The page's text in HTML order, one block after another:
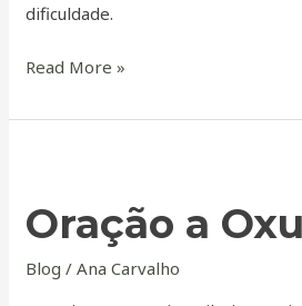
dificuldade.
Read More »
Oração a
Blog /Ana Carvalho
Oxum